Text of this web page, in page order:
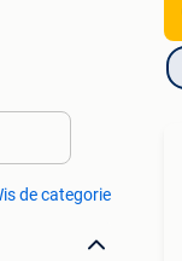
de categorie